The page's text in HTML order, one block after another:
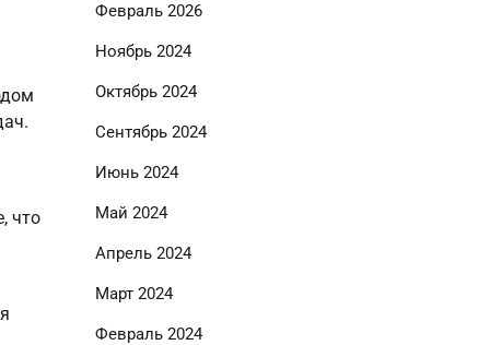
что
Февраль 2026
Ноябрь 2024
Октябрь 2024
Сентябрь 2024
Июнь 2024
Май 2024
Апрель 2024
Март 2024
Февраль 2024